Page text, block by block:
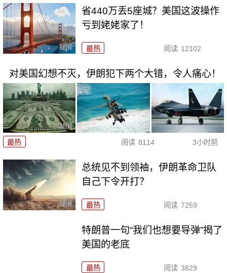
省440万丢5座城？美国这波操作
亏到姥姥家了！
最热 阅读 12102
对美国幻想不灭，伊朗犯下两个大错，令人痛心！
最热 阅读 8114 3小时前
总统见不到领袖，伊朗革命卫队
自己下令开打？
最热 阅读 7259
特朗普一句“我们也想要导弹”揭了
美国的老底
最热 阅读 3829